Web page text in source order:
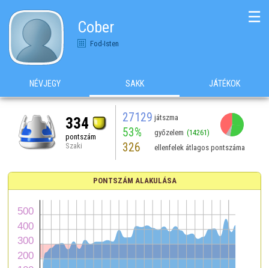
Cober
Fod-Isten
☰
NÉVJEGY SAKK JÁTÉKOK
334
pontszám
Szaki
27129 játszma
53% győzelem (14261)
326 ellenfelek átlagos pontszáma
PONTSZÁM ALAKULÁSA